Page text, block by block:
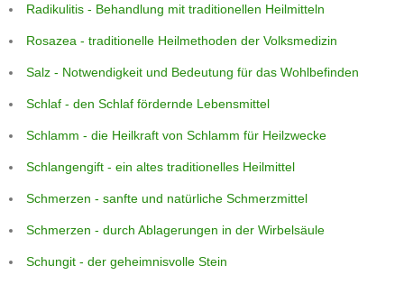
Radikulitis - Behandlung mit traditionellen Heilmitteln
Rosazea - traditionelle Heilmethoden der Volksmedizin
Salz - Notwendigkeit und Bedeutung für das Wohlbefinden
Schlaf - den Schlaf fördernde Lebensmittel
Schlamm - die Heilkraft von Schlamm für Heilzwecke
Schlangengift - ein altes traditionelles Heilmittel
Schmerzen - sanfte und natürliche Schmerzmittel
Schmerzen - durch Ablagerungen in der Wirbelsäule
Schungit - der geheimnisvolle Stein